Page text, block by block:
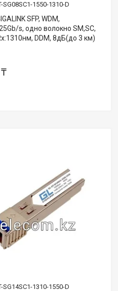
SG08SC1-1550-1310-D
SFP, WDM,
s, одно волокно SM,SC,
DDM, 8дБ(до 3 км)
SG14SC1-1310-1550-D